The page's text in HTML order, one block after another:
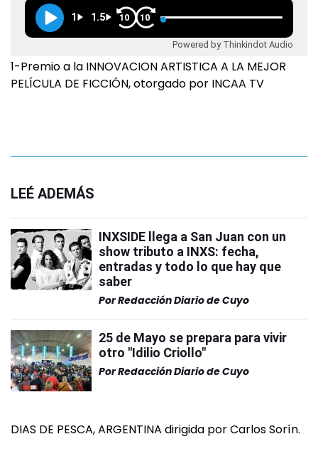
1 1.5 10 10
Powered by Thinkindot Audio
1-Premio a la INNOVACION ARTISTICA A LA MEJOR
PELÍCULA DE FICCIÓN, otorgado por INCAA TV
LEÉ ADEMÁS
INXSIDE llega a San Juan con un
show tributo a INXS: fecha,
entradas y todo lo que hay que
saber
PorRedacción Diario de Cuyo
25 de Mayo se prepara para vivir
otro "Idilio Criollo"
PorRedacción Diario de Cuyo
DIAS DE PESCA, ARGENTINA dirigida por Carlos Sorín.